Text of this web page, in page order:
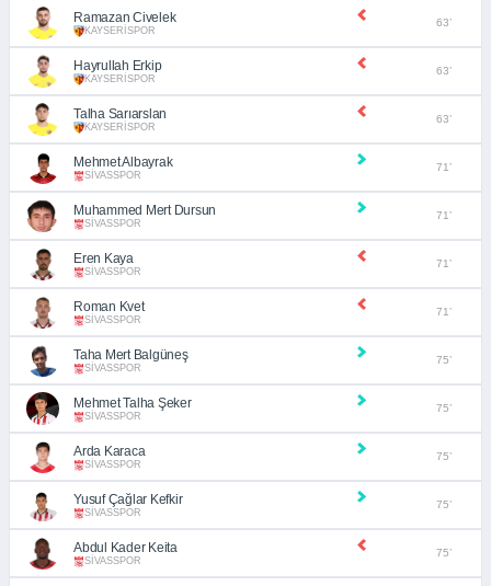
Ramazan Civelek
KAYSERİSPOR
63’
Hayrullah Erkip
KAYSERİSPOR
63’
Talha Sarıarslan
KAYSERİSPOR
63’
Mehmet Albayrak
SİVASSPOR
71’
Muhammed Mert Dursun
SİVASSPOR
71’
Eren Kaya
SİVASSPOR
71’
Roman Kvet
SİVASSPOR
71’
Taha Mert Balgüneş
SİVASSPOR
75’
Mehmet Talha Şeker
SİVASSPOR
75’
Arda Karaca
SİVASSPOR
75’
Yusuf Çağlar Kefkir
SİVASSPOR
75’
Abdul Kader Keita
SİVASSPOR
75’